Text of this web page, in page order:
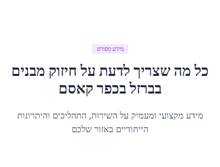
מידע מפורט
כל מה שצריך לדעת על חיזוק מבנים
בברזלבכפר קאסם
מידע מקצועי ומעמיק על השירות, התהליכים והיתרונות
הייחודיים באזור שלכם